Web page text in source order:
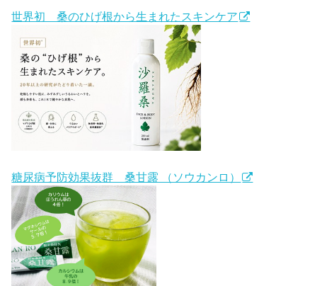
世界初 桑のひげ根から生まれたスキンケア
糖尿病予防効果抜群 桑甘露 （ソウカンロ）